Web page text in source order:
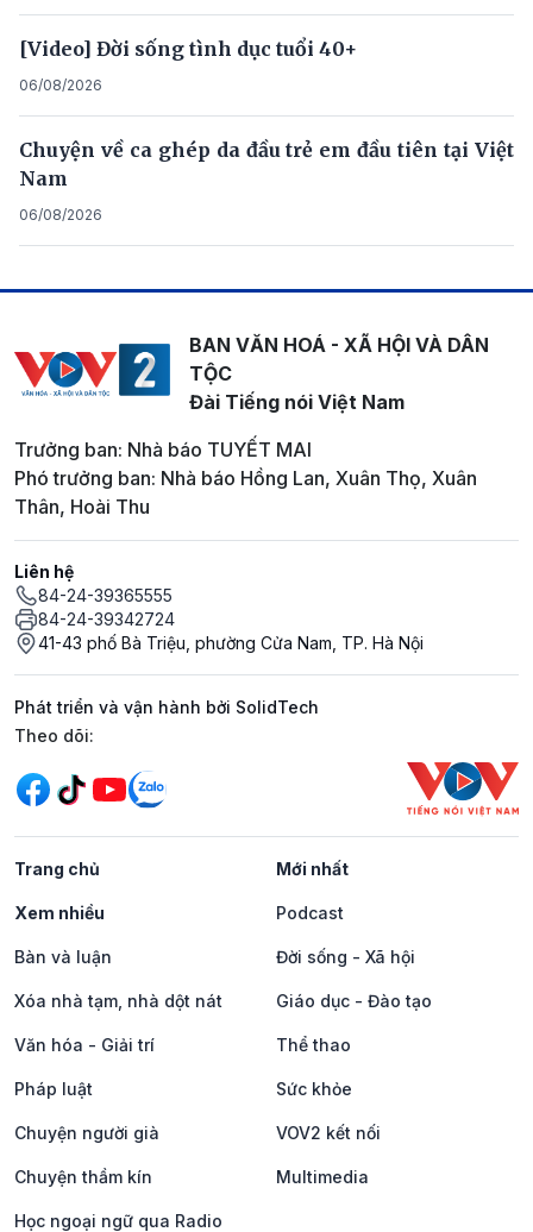
[Video] Đời sống tình dục tuổi 40+
06/08/2026
Chuyện về ca ghép da đầu trẻ em đầu tiên tại Việt
Nam
06/08/2026
BAN VĂN HOÁ - XÃ HỘI VÀ DÂN
TỘC
Đài Tiếng nói Việt Nam
Trưởng ban: Nhà báo TUYẾT MAI
Phó trưởng ban: Nhà báo Hồng Lan, Xuân Thọ, Xuân
Thân, Hoài Thu
Liên hệ
84-24-39365555
84-24-39342724
41-43 phố Bà Triệu, phường Cửa Nam, TP. Hà Nội
Phát triển và vận hành bởi SolidTech
Mạng xã hội
Theo dõi:
Trang chủ Mới nhất
Xem nhiều Podcast
Bàn và luận Đời sống - Xã hội
Xóa nhà tạm, nhà dột nát Giáo dục - Đào tạo
Văn hóa - Giải trí Thể thao
Pháp luật Sức khỏe
Chuyện người già VOV2 kết nối
Chuyện thầm kín Multimedia
Học ngoại ngữ qua Radio